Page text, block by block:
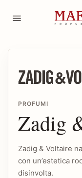
PROFUMI
Zadig
Zadig & Voltaire
con un’estetica
disinvolta.